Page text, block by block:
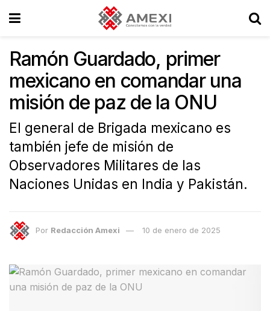
Ramón Guardado, primer
mexicano en comandar una
misión de paz de la ONU
El general de Brigada mexicano es
también jefe de misión de
Observadores Militares de las
Naciones Unidas en India y Pakistán.
Por Redacción Amexi 10 de enero de 2025